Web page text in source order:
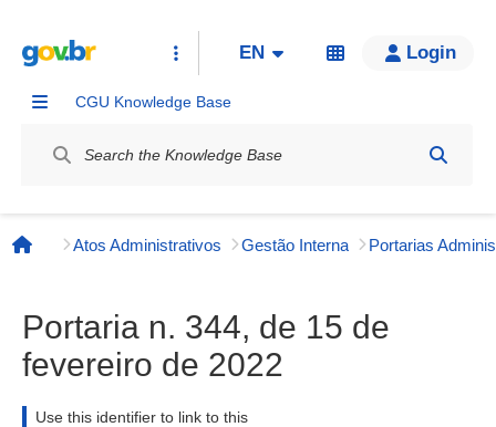
EN Login
CGU Knowledge Base
Página inicial
Atos Administrativos Gestão Interna
Portaria n. 344, de 15 de
fevereiro de 2022
Use this identifier to link to this